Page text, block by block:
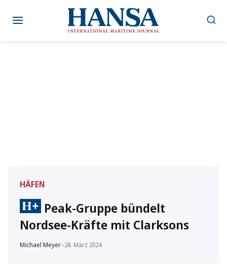
Inhalt
HÄFEN
Peak-Gruppe bündelt
Nordsee-Kräfte mit Clarksons
Michael Meyer–28. März 2024